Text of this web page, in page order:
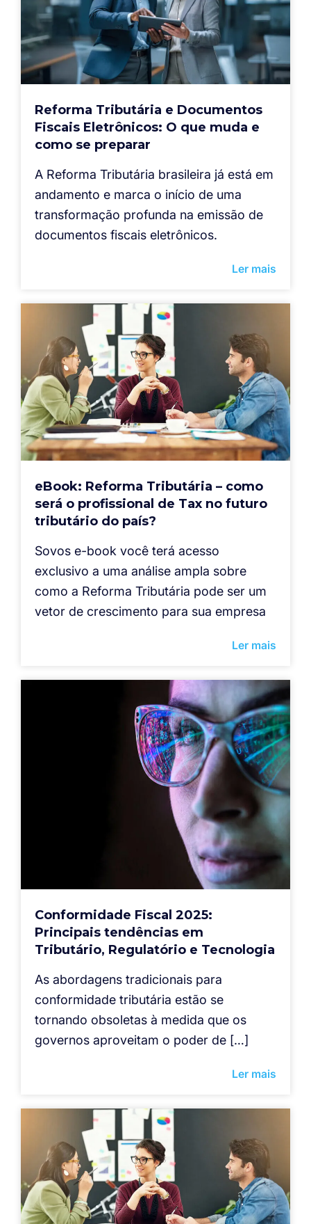
Reforma Tributária e Documentos
Fiscais Eletrônicos: O que muda e
como se preparar
A Reforma Tributária brasileira já está em
andamento e marca o início de uma
transformação profunda na emissão de
documentos fiscais eletrônicos.
Ler mais
eBook: Reforma Tributária – como
será o profissional de Tax no futuro
tributário do país?
Sovos e-book você terá acesso
exclusivo a uma análise ampla sobre
como a Reforma Tributária pode ser um
vetor de crescimento para sua empresa
Ler mais
Conformidade Fiscal 2025:
Principais tendências em
Tributário, Regulatório e Tecnologia
As abordagens tradicionais para
conformidade tributária estão se
tornando obsoletas à medida que os
governos aproveitam o poder de […]
Ler mais